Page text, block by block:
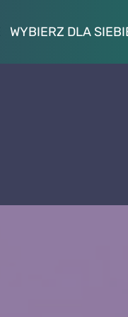
WYBIERZ DLA